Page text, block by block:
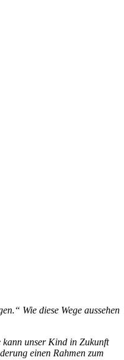
Wie diese Wege aussehen
kann unser Kind in Zukunft
einen Rahmen zum